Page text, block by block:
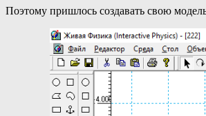
Поэтому пришлось создавать свою